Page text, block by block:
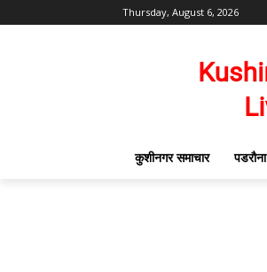
Thursday, August 6, 2026
कुशीनगर समाचार पडरौना